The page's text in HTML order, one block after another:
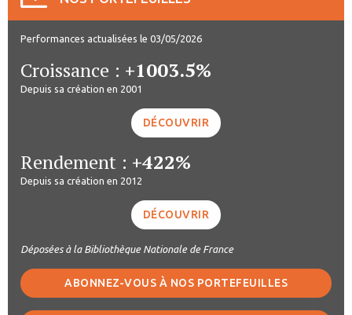
Performances actualisées le 03/05/2026
Croissance : +1003.5%
Depuis sa création en 2001
DÉCOUVRIR
Rendement : +422%
Depuis sa création en 2012
DÉCOUVRIR
Déposées à la Bibliothèque Nationale de France
ABONNEZ-VOUS À NOS PORTEFEUILLES